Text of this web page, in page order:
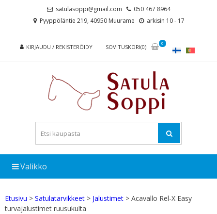
satulasoppi@gmail.com
050 467 8964
Pyyppöläntie 219, 40950 Muurame
arkisin 10 - 17
KIRJAUDU / REKISTERÖIDY SOVITUSKORI(0)
0
Valikko
Etusivu > Satulatarvikkeet > Jalustimet > Acavallo Rel-X Easy
turvajalustimet ruusukulta